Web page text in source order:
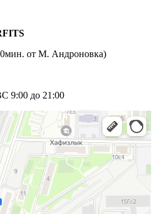
от М. Андроновка)
9:00 до 21:00